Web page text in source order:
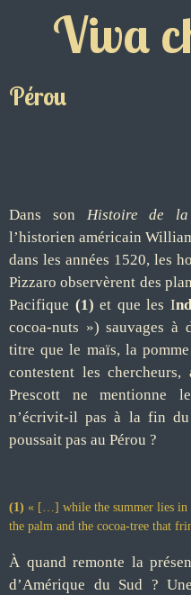
Passer
principal
Viva
Pérou
Dans son Histoire de la
l’historien américain
dans les années 1520, les
Pizzaro observèrent des
Pacifique (1) et que les I
cocoa-nuts »)sauvages à
titre que le maïs, la
contestent les
Prescott ne mentionne
n’écrivit-il pas à la fin
poussait pas au Pérou ?
(1) « […] while the summer lies in
the palm and the cocoa-tree that
À quand remonte la
d’Amérique du Sud ?